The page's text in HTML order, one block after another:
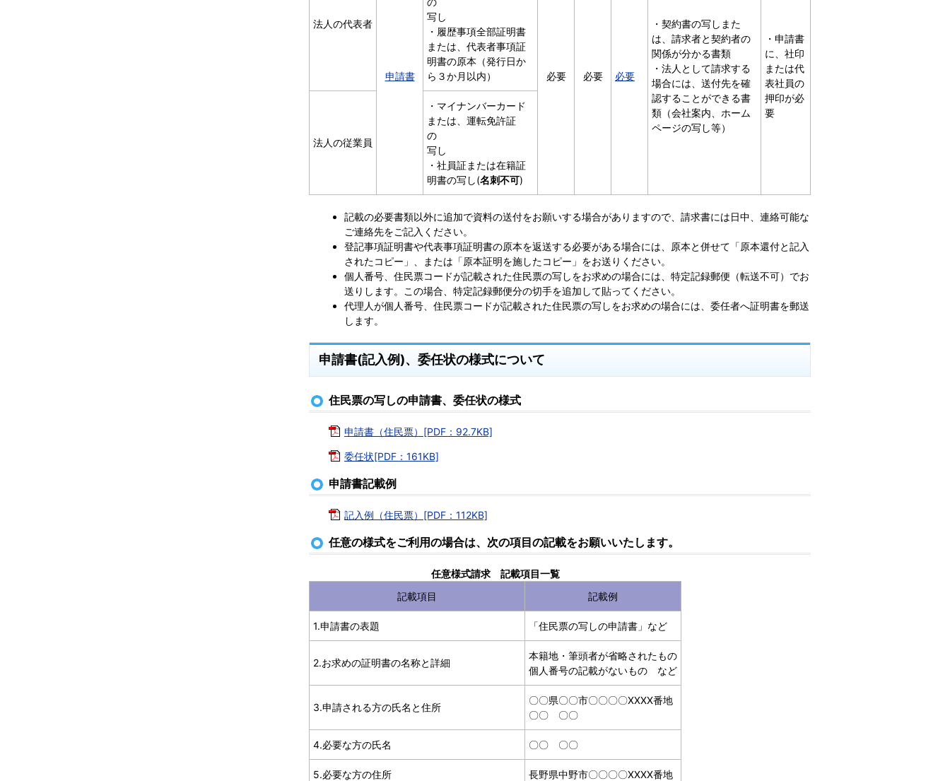
法人の代表者
申請書
写し
・履歴事項全部証明書
または、代表者事項証
明書の原本（発行日か
ら３か月以内）
必要 必要 必要
・契約書の写しまた
は、請求者と契約者の
関係が分かる書類
・法人として請求する
場合には、送付先を確
認することができる書
類（会社案内、ホーム
ページの写し等）
・申請書
に、社印
または代
表社員の
押印が必
要
法人の従業員
・マイナンバーカード
または、運転免許証
の
写し
・社員証または在籍証
明書の写し(名刺不可)
記載の必要書類以外に追加で資料の送付をお願いする場合がありますので、 請求書には日中、連絡可能な
ご連絡先をご記入ください。
登記事項証明書や代表事項証明書の原本を返送する必要がある場合には、原本と併せて「原本還付と記入
されたコピー」、または「原本証明を施したコピー」をお送りください。
個人番号、住民票コードが記載された住民票の写しをお求めの場合には、特定記録郵便（転送不可）でお
送りします。この場合、特定記録郵便分の切手を追加して貼ってください。
代理人が個人番号、住民票コードが記載された住民票の写しをお求めの場合には、委任者へ証明書を郵送
します。
申請書(記入例)、委任状の様式について
住民票の写しの申請書、委任状の様式
申請書（住民票）[PDF：92.7KB]
委任状[PDF：161KB]
申請書記載例
記入例（住民票）[PDF：112KB]
任意の様式をご利用の場合は、次の項目の記載をお願いいたします。
任意様式請求 記載項目一覧
記載項目
記載例
1.申請書の表題 「住民票の写しの申請書」など
2.お求めの証明書の名称と詳細
本籍地・筆頭者が省略されたもの
個人番号の記載がないもの など
3.申請される方の氏名と住所
〇〇県〇〇市〇〇〇〇XXXX番地
〇〇 〇〇
4.必要な方の氏名 〇〇 〇〇
5.必要な方の住所 長野県中野市〇〇〇〇XXXX番地